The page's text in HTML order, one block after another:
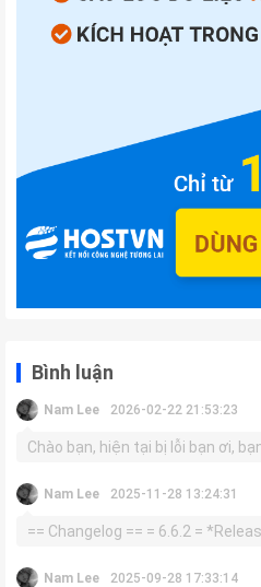
Bình luận
Nam Lee 2026-02-22 21:53:23
Chào bạn, hiện tại bị lỗi bạn ơi,
Nam Lee 2025-11-28 13:24:31
== Changelog == = 6.6.2 =
Nam Lee 2025-09-28 17:33:14